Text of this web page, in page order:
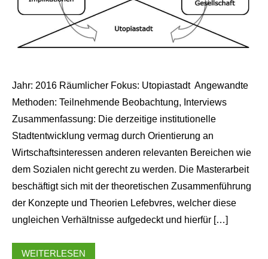
Jahr: 2016 Räumlicher Fokus: Utopiastadt Angewandte
Methoden: Teilnehmende Beobachtung, Interviews
Zusammenfassung: Die derzeitige institutionelle
Stadtentwicklung vermag durch Orientierung an
Wirtschaftsinteressen anderen relevanten Bereichen wie
dem Sozialen nicht gerecht zu werden. Die Masterarbeit
beschäftigt sich mit der theoretischen Zusammenführung
der Konzepte und Theorien Lefebvres, welcher diese
ungleichen Verhältnisse aufgedeckt und hierfür […]
WEITERLESEN